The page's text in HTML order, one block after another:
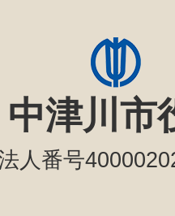
中津川市
人番号